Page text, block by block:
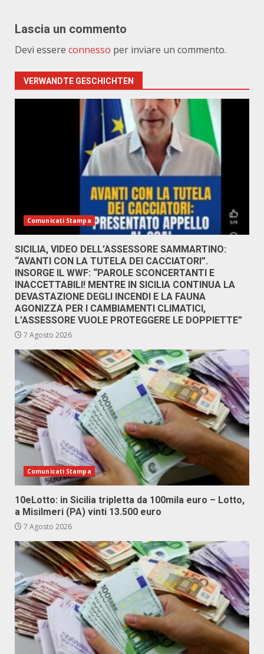
Lascia un commento
Devi essere connesso per inviare un commento.
VERWANDTE GESCHICHTEN
Comunicati Stampa
SICILIA, VIDEO DELL’ASSESSORE SAMMARTINO:
“AVANTI CON LA TUTELA DEI CACCIATORI”.
INSORGE IL WWF: “PAROLE SCONCERTANTI E
INACCETTABILI! MENTRE IN SICILIA CONTINUA LA
DEVASTAZIONE DEGLI INCENDI E LA FAUNA
AGONIZZA PER I CAMBIAMENTI CLIMATICI,
L’ASSESSORE VUOLE PROTEGGERE LE DOPPIETTE”
7 Agosto 2026
Comunicati Stampa
10eLotto: in Sicilia tripletta da 100mila euro – Lotto,
a Misilmeri (PA) vinti 13.500 euro
7 Agosto 2026